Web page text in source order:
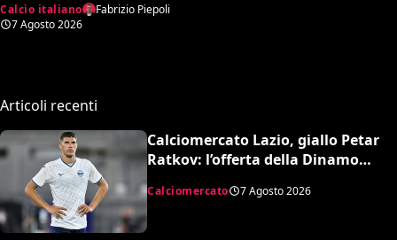
rischia davvero di
retrocedere. C’è anche
Calcio italiano
Fabrizio Piepoli
7 Agosto 2026
Articoli recenti
Calciomercato Lazio, giallo Petar
Ratkov: l’offerta della Dinamo
Calciomercato 7 Agosto 2026